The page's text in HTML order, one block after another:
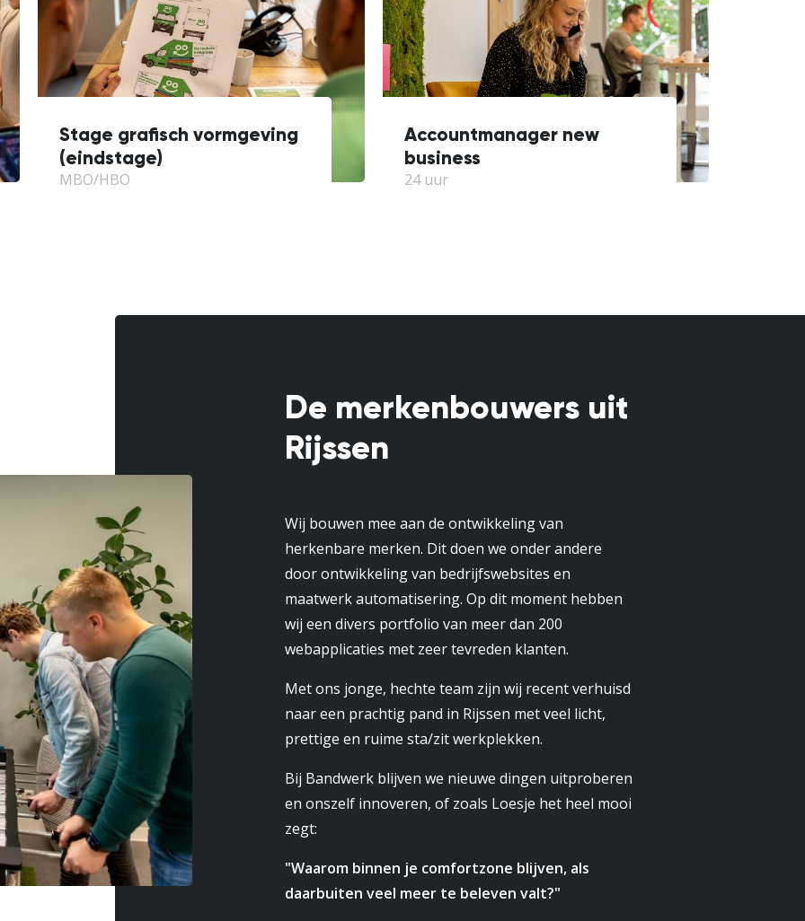
Stage grafisch vormgeving
(eindstage)
MBO/HBO
Accountmanager new
business
24 uur
De merkenbouwers uit
Rijssen
Wij bouwen mee aan de ontwikkeling van
herkenbare merken. Dit doen we onder andere
door ontwikkeling van bedrijfswebsites en
maatwerk automatisering. Op dit moment hebben
wij een divers portfolio van meer dan 200
webapplicaties met zeer tevreden klanten.
Met ons jonge, hechte team zijn wij recent verhuisd
naar een prachtig pand in Rijssen met veel licht,
prettige en ruime sta/zit werkplekken.
Bij Bandwerk blijven we nieuwe dingen uitproberen
en onszelf innoveren, of zoals Loesje het heel mooi
zegt:
"Waarom binnen je comfortzone blijven, als
daarbuiten veel meer te beleven valt?"